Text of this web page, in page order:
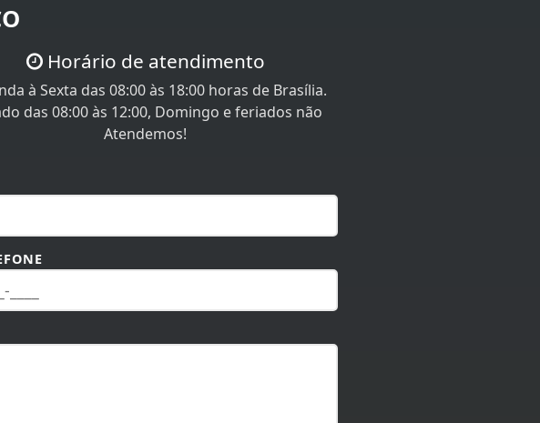
Horário de atendimento
à Sexta das 08:00 às 18:00 horas de Brasília.
das 08:00 às 12:00, Domingo e feriados não
Atendemos!